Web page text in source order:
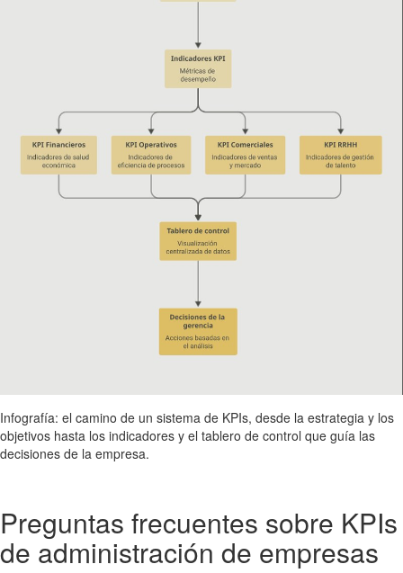
Infografía: el camino de un sistema de KPIs, desde la estrategia y los
objetivos hasta los indicadores y el tablero de control que guía las
decisiones de la empresa.
Preguntas frecuentes sobre KPIs
de administración de empresas